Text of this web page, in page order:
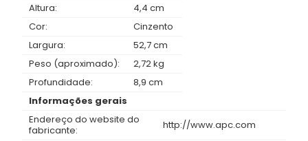
Altura:
4,4 cm
Cor:
Cinzento
Largura:
52,7 cm
Peso (aproximado):
2,72 kg
Profundidade:
8,9 cm
Informações gerais
Endereço do website do
fabricante:
http://www.apc.com